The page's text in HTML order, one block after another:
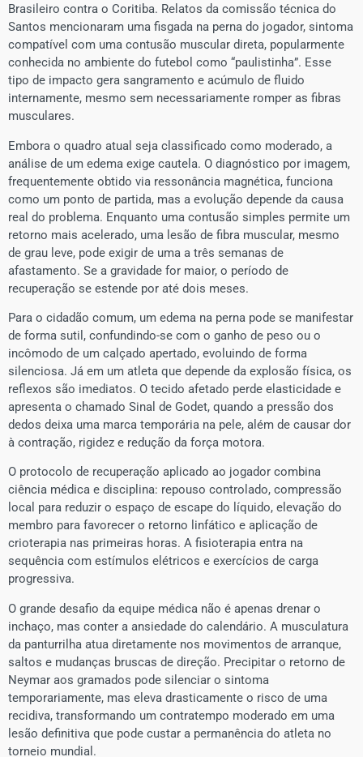
Brasileiro contra o Coritiba. Relatos da comissão técnica do
Santos mencionaram uma fisgada na perna do jogador, sintoma
compatível com uma contusão muscular direta, popularmente
conhecida no ambiente do futebol como “paulistinha”. Esse
tipo de impacto gera sangramento e acúmulo de fluido
internamente, mesmo sem necessariamente romper as fibras
musculares.
Embora o quadro atual seja classificado como moderado, a
análise de um edema exige cautela. O diagnóstico por imagem,
frequentemente obtido via ressonância magnética, funciona
como um ponto de partida, mas a evolução depende da causa
real do problema. Enquanto uma contusão simples permite um
retorno mais acelerado, uma lesão de fibra muscular, mesmo
de grau leve, pode exigir de uma a três semanas de
afastamento. Se a gravidade for maior, o período de
recuperação se estende por até dois meses.
Para o cidadão comum, um edema na perna pode se manifestar
de forma sutil, confundindo-se com o ganho de peso ou o
incômodo de um calçado apertado, evoluindo de forma
silenciosa. Já em um atleta que depende da explosão física, os
reflexos são imediatos. O tecido afetado perde elasticidade e
apresenta o chamado Sinal de Godet, quando a pressão dos
dedos deixa uma marca temporária na pele, além de causar dor
à contração, rigidez e redução da força motora.
​O protocolo de recuperação aplicado ao jogador combina
ciência médica e disciplina: repouso controlado, compressão
local para reduzir o espaço de escape do líquido, elevação do
membro para favorecer o retorno linfático e aplicação de
crioterapia nas primeiras horas. A fisioterapia entra na
sequência com estímulos elétricos e exercícios de carga
progressiva.
​O grande desafio da equipe médica não é apenas drenar o
inchaço, mas conter a ansiedade do calendário. A musculatura
da panturrilha atua diretamente nos movimentos de arranque,
saltos e mudanças bruscas de direção. Precipitar o retorno de
Neymar aos gramados pode silenciar o sintoma
temporariamente, mas eleva drasticamente o risco de uma
recidiva, transformando um contratempo moderado em uma
lesão definitiva que pode custar a permanência do atleta no
torneio mundial.